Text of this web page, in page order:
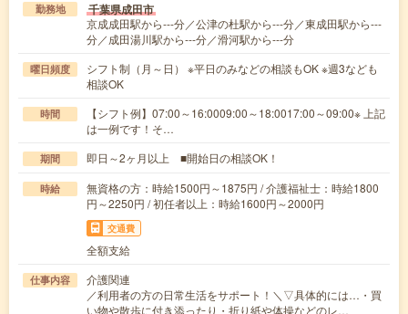
勤務地 千葉県成田市
京成成田駅から---分／公津の杜駅から---分／東成田駅から---
分／成田湯川駅から---分／滑河駅から---分
曜日頻度
シフト制（月～日） ※平日のみなどの相談もOK ※週3なども
相談OK
時間
【シフト例】07:00～16:0009:00～18:0017:00～09:00※ 上記
は一例です！そ…
期間 即日～2ヶ月以上 ■開始日の相談OK！
時給
無資格の方：時給1500円～1875円 / 介護福祉士：時給1800
円～2250円 / 初任者以上：時給1600円～2000円
交通費
全額支給
仕事内容
介護関連
／利用者の方の日常生活をサポート！＼▽具体的には…・買
い物や散歩に付き添ったり・折り紙や体操などのレ…